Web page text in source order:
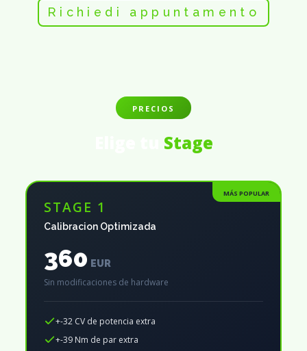
Richiedi appuntamento
PRECIOS
Stage
MÁS POPULAR
STAGE 1
Calibracion Optimizada
360 EUR
Sin modificaciones de hardware
+-32 CV de potencia extra
+-39 Nm de par extra